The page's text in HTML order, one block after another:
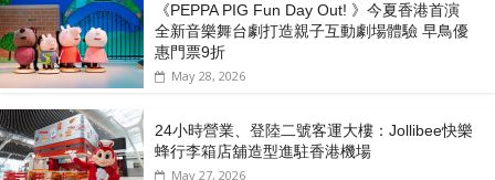
《PEPPA PIG Fun Day Out! 》今夏香港首演
全新音樂舞台劇打造親子互動劇場體驗 早鳥優
惠門票9折
May 28, 2026
24小時營業、登陸二號客運大樓：Jollibee快樂
蜂行李箱店舖造型進駐香港機場
May 27, 2026